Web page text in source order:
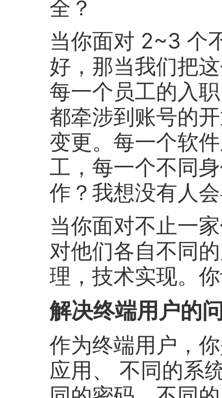
全？
当你面对 2~3 个
好，那当我们把
每一个员工的入
都牵涉到账号的
变更。每一个软
工，每一个不同
作？我想没有人
当你面对不止一
对他们各自不同
理，技术实现。
解决终端用户的
作为终端用户，
应用、 不同的系